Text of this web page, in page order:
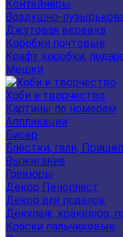
Контейнеры
Воздушно-
Джутовая веревка
Коробки почтовые
Крафт коробки,
Мешки
Хоби и творчество
Картины по номерам
Аппликации
Бисер
Блестки, гели,
Выжигание
Гравюры
Декор Пенопласт
Декор для поделок
Декупаж, кракелюр,
Краски пальчиковые